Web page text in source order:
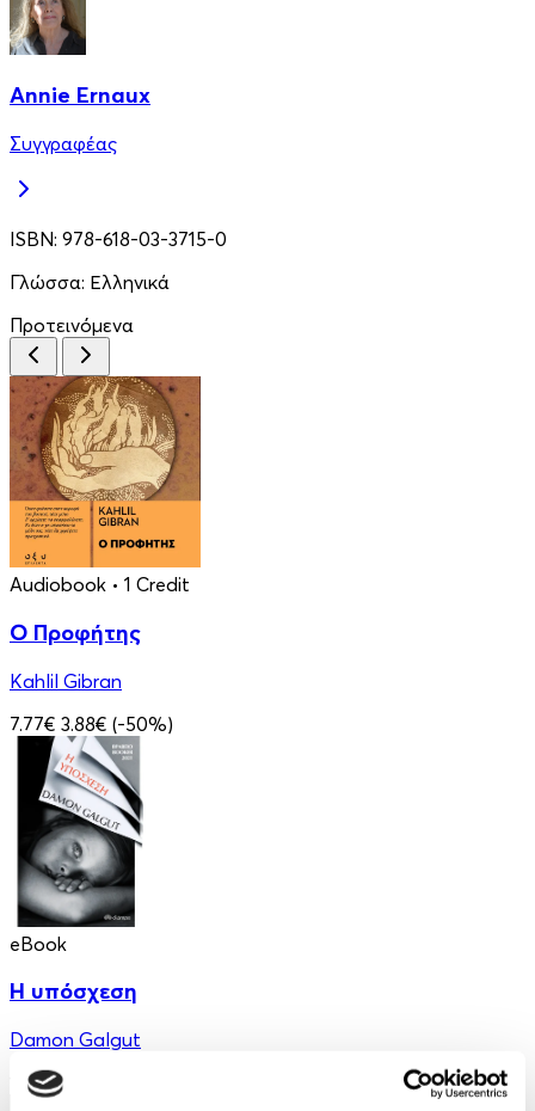
Annie Ernaux
Συγγραφέας
ISBN: 978-618-03-3715-0
Γλώσσα: Ελληνικά
Προτεινόμενα
Audiobook • 1 Credit
Ο Προφήτης
Kahlil Gibran
7.77€ 3.88€ (-50%)
eBook
Η υπόσχεση
Damon Galgut
10.99€